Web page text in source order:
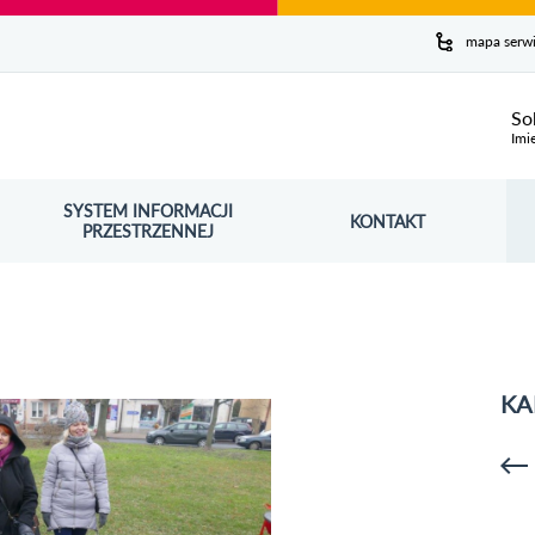
mapa
SYSTEM INFORMACJI
PRZESTRZENNEJ
OTWORZY SIĘ W NOWYM OKNIE KONTAKT